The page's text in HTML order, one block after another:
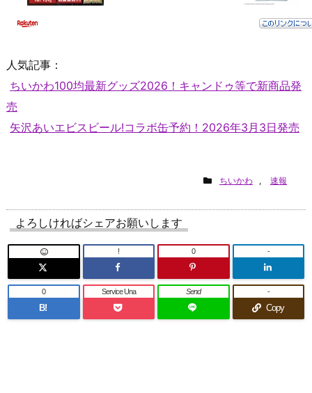
人気記事：
ちいかわ100均最新グッズ2026！キャンドゥ等で新商品発
売
矢沢あいエビスビール!コラボ缶予約！2026年3月3日発売
ちいかわ , 速報
よろしければシェアお願いします
! 0 -
B!
0 Service Una Send
Copy
-